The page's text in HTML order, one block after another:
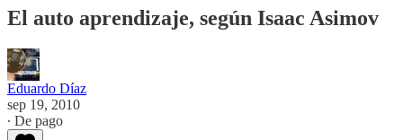
El auto aprendizaje, según Isaac Asimov
Eduardo Díaz
sep 19, 2010
∙ De pago